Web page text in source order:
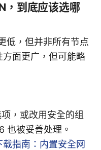
，到底应该选哪
低，但并非所有节点
面更广，但可能略
，或改用安全的组
也被妥善处理。
指南：内置安全网